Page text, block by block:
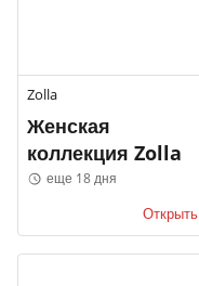
Zolla
Женская
коллекция Zolla
еще 18 дня
Открыть